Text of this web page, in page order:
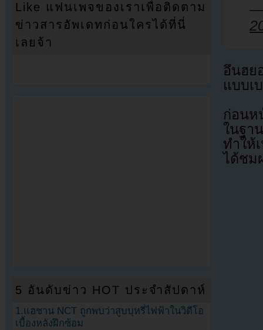
—
อึนฮ
แบบเ
ก่อนห
ในฐา
ทำให้
ได้ชม
Like แฟนเพจของเราเพื่อติดตาม
ข่าวสารอัพเดทก่อนใครได้ที่นี่
เลยจ้า
5 อันดับข่าว HOT ประจำสัปดาห์
1.แฮชาน NCT ถูกพบว่าสูบบุหรี่ไฟฟ้าในวิดีโอ
เบื้องหลังฝึกซ้อม